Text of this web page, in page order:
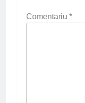
Comentariu *